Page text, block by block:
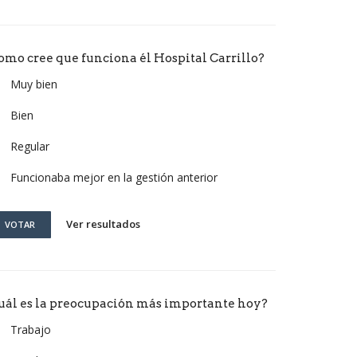
cree que funciona él Hospital Carrillo?
Muy bien
Bien
Regular
Funcionaba mejor en la gestión anterior
VOTAR Ver resultados
es la preocupación más importante hoy?
Trabajo